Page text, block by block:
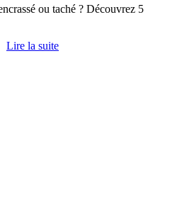
ou taché ? Découvrez 5
Lire la suite